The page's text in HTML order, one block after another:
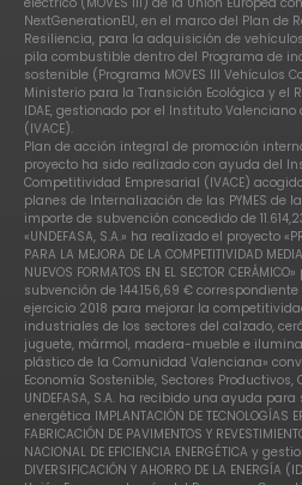
NextGenerationEU, en el marco del Plan de
Resiliencia, para la adquisición de
pila combustible dentro del Programa de
sostenible (Programa MOVES III Vehículos
Ministerio para la Transición Ecológica y el
IDAE, gestionado por el Instituto
(IVACE).
Plan de acción integral de promoción
proyecto ha sido realizado con ayuda del
Competitividad Empresarial (IVACE)
planes de Internalización de las PYMES de
importe de subvención concedido de
«UNDEFASA, S.A.» ha realizado el proyecto
PARA LA MEJORA DE LA COMPETITIVIDAD
NUEVOS FORMATOS EN EL SECTOR
subvención de 144.156,69 €
ejercicio 2018 para mejorar la
industriales de los sectores del calzado,
juguete, mármol, madera-mueble e
plástico de la Comunidad Valenciana»
Economía Sostenible, Sectores Productivos,
UNDEFASA, S.A. ha recibido una ayuda
energética IMPLANTACIÓN DE TECNOLOGÍAS
FABRICACIÓN DE PAVIMENTOS Y
NACIONAL DE EFICIENCIA ENERGÉTICA y
DIVERSIFICACIÓN Y AHORRO DE LA